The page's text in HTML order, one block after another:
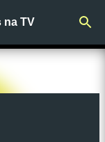
na TV